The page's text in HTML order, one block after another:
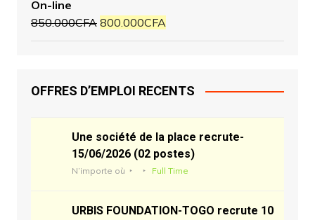
On-line
850.000CFA 800.000CFA
OFFRES D’EMPLOI RECENTS
Une société de la place recrute-
15/06/2026 (02 postes)
N’importe où Full Time
URBIS FOUNDATION-TOGO recrute 10